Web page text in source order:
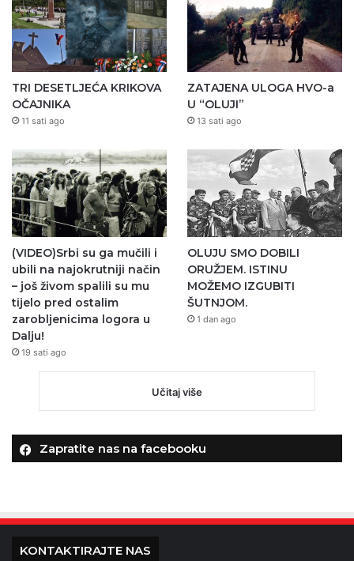
TRI DESETLJEĆA KRIKOVA
OČAJNIKA
11 sati ago
ZATAJENA ULOGA HVO-a
U “OLUJI”
13 sati ago
(VIDEO)Srbi su ga mučili i
ubili na najokrutniji način
– još živom spalili su mu
tijelo pred ostalim
zarobljenicima logora u
Dalju!
19 sati ago
OLUJU SMO DOBILI
ORUŽJEM. ISTINU
MOŽEMO IZGUBITI
ŠUTNJOM.
1 dan ago
Učitaj više
Zapratite nas na facebooku
KONTAKTIRAJTE NAS